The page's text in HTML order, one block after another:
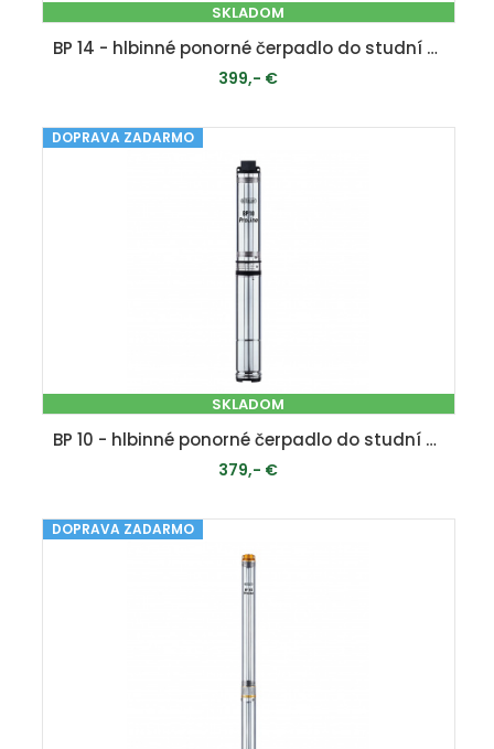
SKLADOM
BP 14 - hlbinné ponorné čerpadlo do studní a vrtov
399,- €
PRIDAŤ DO KOŠÍKA
DOPRAVA ZADARMO
SKLADOM
BP 10 - hlbinné ponorné čerpadlo do studní a vrtov
379,- €
PRIDAŤ DO KOŠÍKA
DOPRAVA ZADARMO